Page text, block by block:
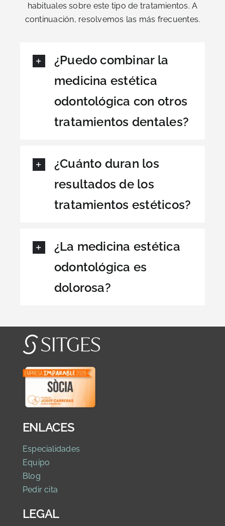
habituales sobre este tipo de tratamientos. A
continuación, resolvemos las más frecuentes.
¿Puedo combinar la
medicina estética
odontológica con otros
tratamientos dentales?
¿Cuánto duran los
resultados de los
tratamientos estéticos?
¿La medicina estética
odontológica es
dolorosa?
ENLACES
Especialidades
Equipo
Blog
Pedir cita
LEGAL